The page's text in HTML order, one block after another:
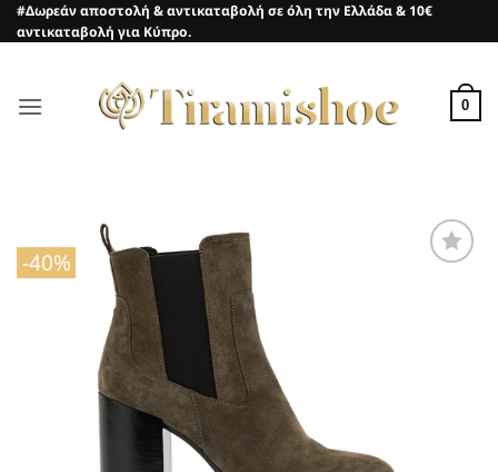
Μετάβαση
στο
#Δωρεάν αποστολή & αντικαταβολή σε όλη την Ελλάδα & 10€
αντικαταβολή για Κύπρο.
0
-40%